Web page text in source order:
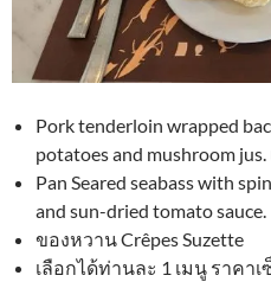
Pork tenderloin wrapped
potatoes and mushroom jus.
Pan Seared seabass with
and sun-dried tomato sauce.
ของหวาน Crêpes Suzette
เลือกได้ท่านละ 1 เมนู ราคา